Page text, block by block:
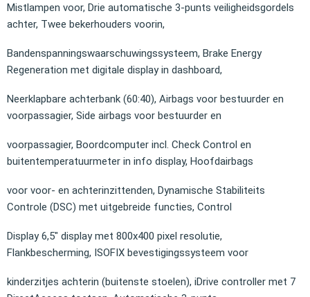
Mistlampen voor, Drie automatische 3-punts veiligheidsgordels
achter, Twee bekerhouders voorin,
Bandenspanningswaarschuwingssysteem, Brake Energy
Regeneration met digitale display in dashboard,
Neerklapbare achterbank (60:40), Airbags voor bestuurder en
voorpassagier, Side airbags voor bestuurder en
voorpassagier, Boordcomputer incl. Check Control en
buitentemperatuurmeter in info display, Hoofdairbags
voor voor- en achterinzittenden, Dynamische Stabiliteits
Controle (DSC) met uitgebreide functies, Control
Display 6,5" display met 800x400 pixel resolutie,
Flankbescherming, ISOFIX bevestigingssysteem voor
kinderzitjes achterin (buitenste stoelen), iDrive controller met 7